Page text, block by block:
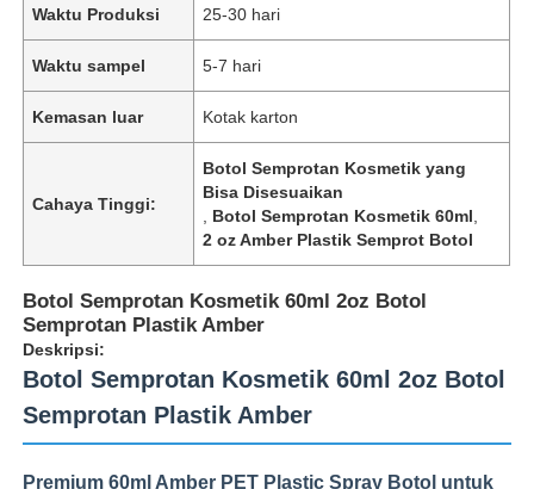
Waktu Produksi 25-30 hari
Waktu sampel 5-7 hari
Kemasan luar Kotak karton
Cahaya Tinggi:
Botol Semprotan Kosmetik yang
Bisa Disesuaikan
Botol Semprotan Kosmetik 60ml
2 oz Amber Plastik Semprot Botol
Botol Semprotan Kosmetik 60ml 2oz Botol
Semprotan Plastik Amber
Deskripsi:
Botol Semprotan Kosmetik 60ml 2oz Botol
Semprotan Plastik Amber
Premium 60ml Amber PET Plastic Spray Botol untuk